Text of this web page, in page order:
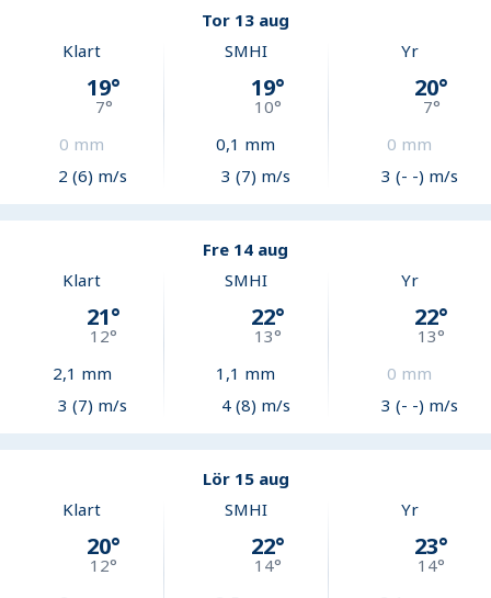
Tor 13 aug
Klart
19°
7°
0 mm
2 (6) m/s
SMHI
19°
10°
0,1 mm
3 (7) m/s
Yr
20°
7°
0 mm
3 (- -) m/s
Fre 14 aug
Klart
21°
12°
2,1 mm
3 (7) m/s
SMHI
22°
13°
1,1 mm
4 (8) m/s
Yr
22°
13°
0 mm
3 (- -) m/s
Lör 15 aug
Klart
20°
12°
SMHI
22°
14°
Yr
23°
14°